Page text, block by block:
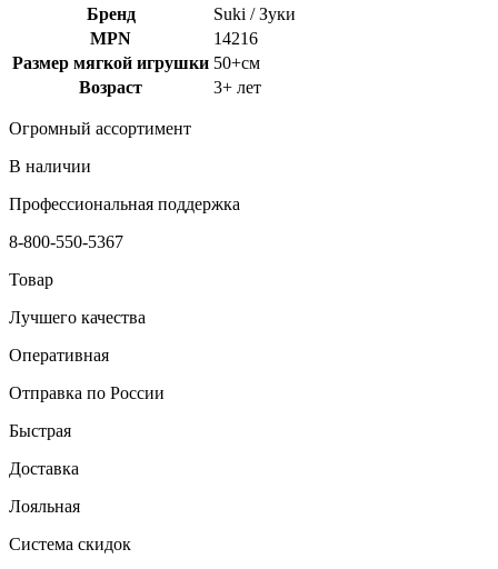
Бренд
Suki / Зуки
MPN
14216
Размер мягкой игрушки 50+см
Возраст
3+ лет
Огромный ассортимент
В наличии
Профессиональная поддержка
8-800-550-5367
Товар
Лучшего качества
Оперативная
Отправка по России
Быстрая
Доставка
Лояльная
Система скидок